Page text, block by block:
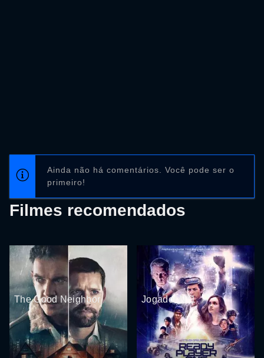
Ainda não há comentários. Você pode ser o
primeiro!
Filmes recomendados
The Good Neighbor Jogador Nº1